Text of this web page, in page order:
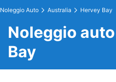
Noleggio Auto Australia Hervey Bay
Noleggio
Bay